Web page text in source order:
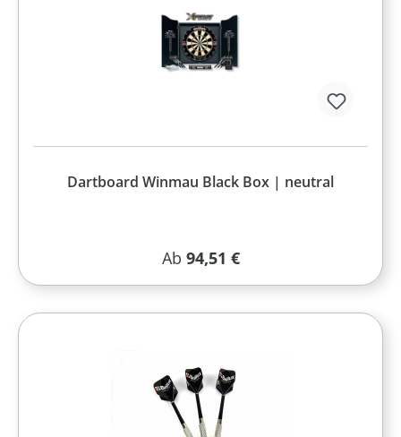
Dartboard Winmau Black Box | neutral
Regulärer Preis:
Ab 94,51 €